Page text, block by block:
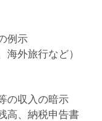
例示
外旅行など）
の収入の暗示
高、納税申告書